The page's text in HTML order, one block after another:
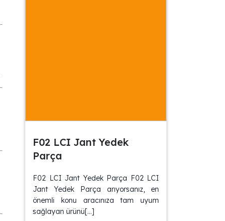
F02 LCI Jant Yedek
Parça
F02 LCI Jant Yedek Parça F02 LCI
Jant Yedek Parça arıyorsanız, en
önemli konu aracınıza tam uyum
sağlayan ürünü[…]